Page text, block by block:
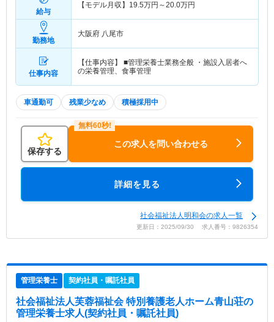
給与
【モデル月収】 19.5万円～20.0万円
勤務地
大阪府 八尾市
仕事内容
【仕事内容】 ■管理栄養士業務全般 ・施設入居者へ
の栄養管理、食事管理
車通勤可 残業少なめ 積極採用中
保存する
この求人を問い合わせる
詳細を見る
社会福祉法人明和会の求人一覧
更新日：2025/09/30 求人番号：9826354
管理栄養士 契約社員・嘱託社員
社会福祉法人芙蓉福祉会 特別養護老人ホーム青山荘の
管理栄養士求人(契約社員・嘱託社員)